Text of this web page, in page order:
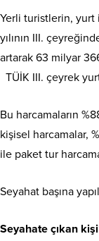
Yerli turistlerin, yurt
yılının III.
artarak 63 milyar
TÜİK III. çeyrek
Bu harcamaların
kişisel harcamalar,
ile paket tur
Seyahat başına
Seyahate çıkan